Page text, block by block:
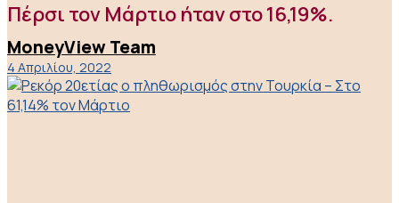
Πέρσι τον Μάρτιο ήταν στο 16,19%.
MoneyView Team
4 Απριλίου, 2022